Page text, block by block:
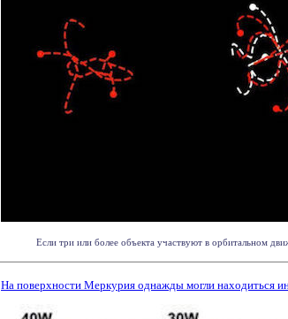
Если три или более объекта участвуют в орбитальном
На поверхности Меркурия однажды могли находиться